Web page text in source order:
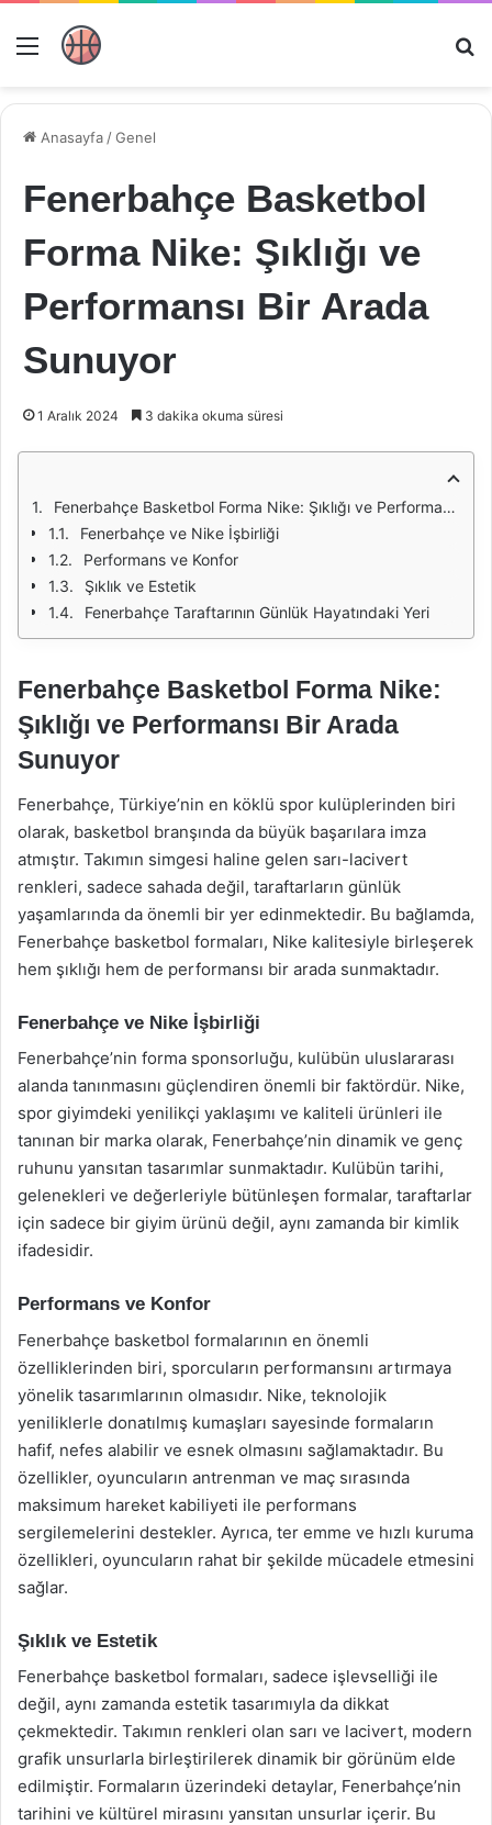
Menü
Anasayfa /Genel
Fenerbahçe Basketbol
Forma Nike: Şıklığı ve
Performansı Bir Arada
Sunuyor
1 Aralık 2024 3 dakika okuma süresi
Fenerbahçe Basketbol Forma Nike: Şıklığı ve Performansı Bir Arada Sunuyor
Fenerbahçe ve Nike İşbirliği
Performans ve Konfor
Şıklık ve Estetik
Fenerbahçe Taraftarının Günlük Hayatındaki Yeri
Fenerbahçe Basketbol Forma Nike:
Şıklığı ve Performansı Bir Arada
Sunuyor
Fenerbahçe, Türkiye’nin en köklü spor kulüplerinden biri
olarak, basketbol branşında da büyük başarılara imza
atmıştır. Takımın simgesi haline gelen sarı-lacivert
renkleri, sadece sahada değil, taraftarların günlük
yaşamlarında da önemli bir yer edinmektedir. Bu bağlamda,
Fenerbahçe basketbol formaları, Nike kalitesiyle birleşerek
hem şıklığı hem de performansı bir arada sunmaktadır.
Fenerbahçe ve Nike İşbirliği
Fenerbahçe’nin forma sponsorluğu, kulübün uluslararası
alanda tanınmasını güçlendiren önemli bir faktördür. Nike,
spor giyimdeki yenilikçi yaklaşımı ve kaliteli ürünleri ile
tanınan bir marka olarak, Fenerbahçe’nin dinamik ve genç
ruhunu yansıtan tasarımlar sunmaktadır. Kulübün tarihi,
gelenekleri ve değerleriyle bütünleşen formalar, taraftarlar
için sadece bir giyim ürünü değil, aynı zamanda bir kimlik
ifadesidir.
Performans ve Konfor
Fenerbahçe basketbol formalarının en önemli
özelliklerinden biri, sporcuların performansını artırmaya
yönelik tasarımlarının olmasıdır. Nike, teknolojik
yeniliklerle donatılmış kumaşları sayesinde formaların
hafif, nefes alabilir ve esnek olmasını sağlamaktadır. Bu
özellikler, oyuncuların antrenman ve maç sırasında
maksimum hareket kabiliyeti ile performans
sergilemelerini destekler. Ayrıca, ter emme ve hızlı kuruma
özellikleri, oyuncuların rahat bir şekilde mücadele etmesini
sağlar.
Şıklık ve Estetik
Fenerbahçe basketbol formaları, sadece işlevselliği ile
değil, aynı zamanda estetik tasarımıyla da dikkat
çekmektedir. Takımın renkleri olan sarı ve lacivert, modern
grafik unsurlarla birleştirilerek dinamik bir görünüm elde
edilmiştir. Formaların üzerindeki detaylar, Fenerbahçe’nin
tarihini ve kültürel mirasını yansıtan unsurlar içerir. Bu